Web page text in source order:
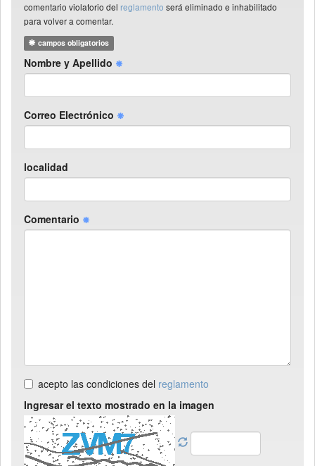
comentario violatorio del reglamento será eliminado e inhabilitado
para volver a comentar.
campos obligatorios
Nombre y Apellido
Correo Electrónico
localidad
Comentario
acepto las condiciones del reglamento
Ingresar el texto mostrado en la imagen